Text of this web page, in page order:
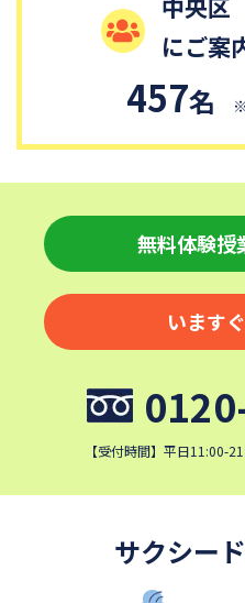
獨協中学校
細田学園中学校
同志社香里中学校
城北埼玉中学校
関東学院中学校
昭和学院中学校
浜中学校
にご案
457名
無料体験授
います
【受付時間】平日11:00-
サクシー